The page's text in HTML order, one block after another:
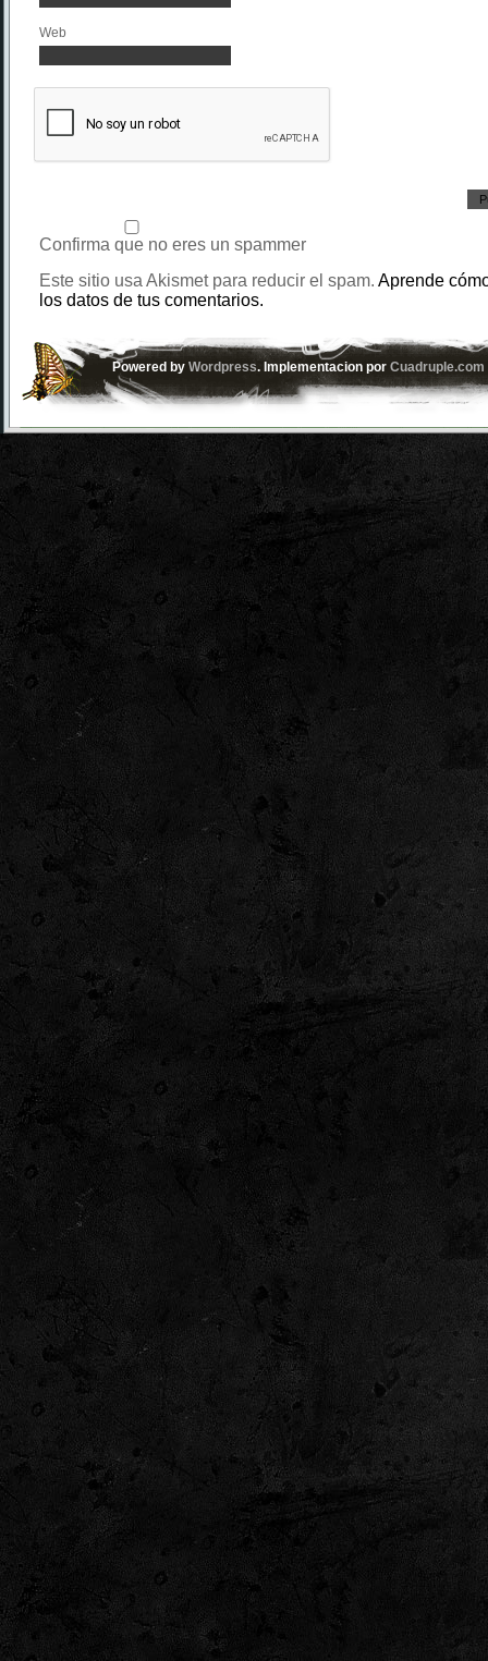
Web
Confirma que no eres un spammer
Este sitio usa Akismet para reducir el spam. Aprende
los datos de tus comentarios.
Powered byWordpress. Implementacion porCuadruple.com